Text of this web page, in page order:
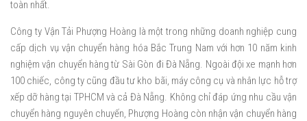
toàn nhất.
Công ty Vận Tải Phượng Hoàng là một trong những doanh nghiệp cung
cấp dịch vụ vận chuyển hàng hóa Bắc Trung Nam với hơn 10 năm kinh
nghiệm vận chuyển hàng từ Sài Gòn đi Đà Nẵng. Ngoài đội xe mạnh hơn
100 chiếc, công ty cũng đầu tư kho bãi, máy công cụ và nhân lực hỗ trợ
xếp dỡ hàng tại TPHCM và cả Đà Nẵng. Không chỉ đáp ứng nhu cầu vận
chuyển hàng nguyên chuyến, Phượng Hoàng còn nhận vận chuyển hàng